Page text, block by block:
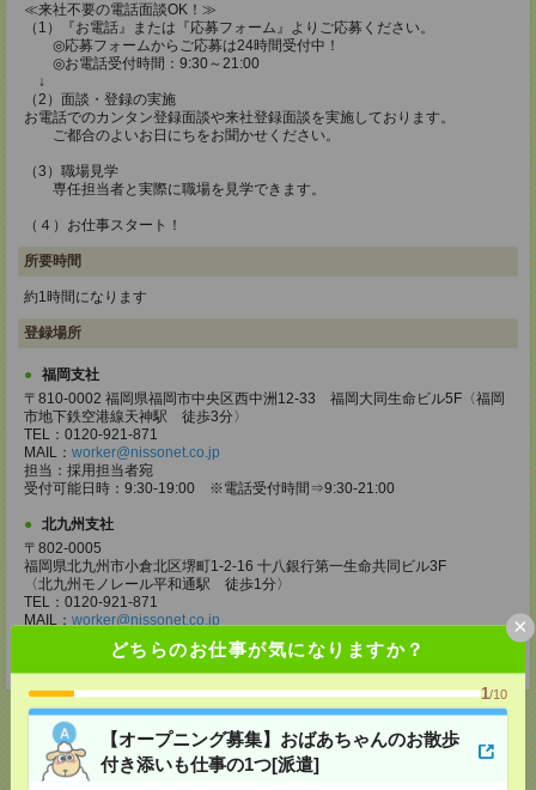
どちらのお仕事が気になりますか？
1/10
【オープニング募集】おばあちゃんのお散歩
付き添いも仕事の1つ[派遣]
×
≪来社不要の電話面談OK！≫
（1）『お電話』または『応募フォーム』よりご応募ください。
◎応募フォームからご応募は24時間受付中！
◎お電話受付時間：9:30～21:00
↓
（2）面談・登録の実施
お電話でのカンタン登録面談や来社登録面談を実施しております。
ご都合のよいお日にちをお聞かせください。
（3）職場見学
専任担当者と実際に職場を見学できます。
（４）お仕事スタート！
所要時間
約1時間になります
登録場所
福岡支社
〒810-0002 福岡県福岡市中央区西中洲12-33 福岡大同生命ビル5F〈福岡
市地下鉄空港線天神駅 徒歩3分〉
TEL：0120-921-871
MAIL： worker@nissonet.co.jp
担当：採用担当者宛
受付可能日時：9:30-19:00 ※電話受付時間⇒9:30-21:00
北九州支社
〒802-0005
福岡県北九州市小倉北区堺町1-2-16 十八銀行第一生命共同ビル3F
〈北九州モノレール平和通駅 徒歩1分〉
TEL：0120-921-871
MAIL： worker@nissonet.co.jp
担当：採用担当者宛
受付可能日時：9:30-19:00 ※電話受付時間⇒9:30-21:00